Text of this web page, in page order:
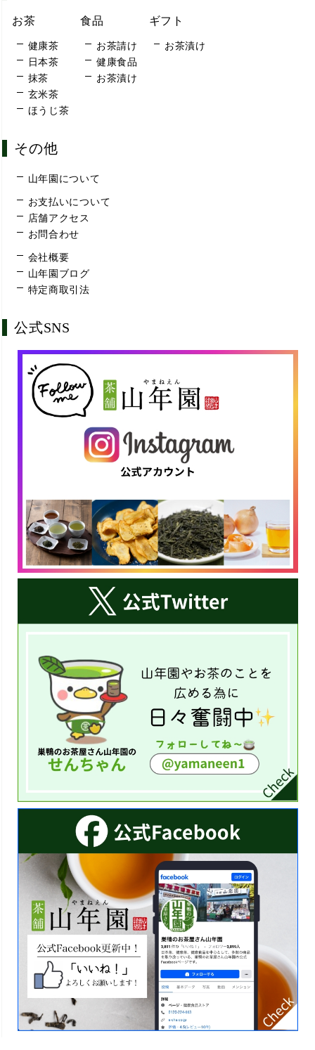
お茶
健康茶
日本茶
抹茶
玄米茶
ほうじ茶
食品
お茶請け
健康食品
お茶漬け
ギフト
お茶漬け
その他
山年園について
お支払いについて
店舗アクセス
お問合わせ
会社概要
山年園ブログ
特定商取引法
公式SNS